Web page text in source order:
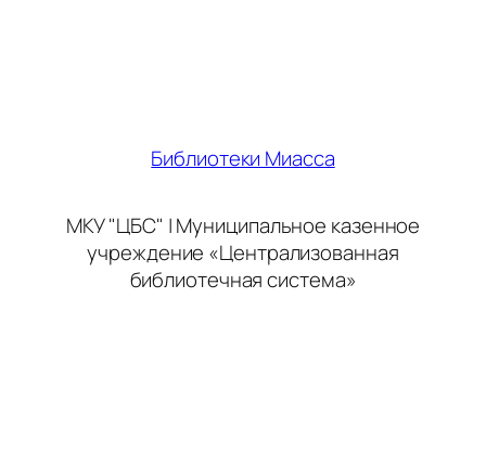
Библиотеки Миасса
МКУ "ЦБС" | Муниципальное казенное
учреждение «Централизованная
библиотечная система»